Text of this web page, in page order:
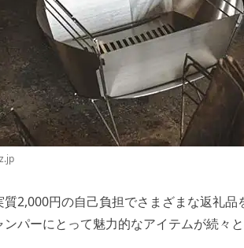
2,000円の自己負担でさまざまな返礼品
パーにとって魅力的なアイテムが続々